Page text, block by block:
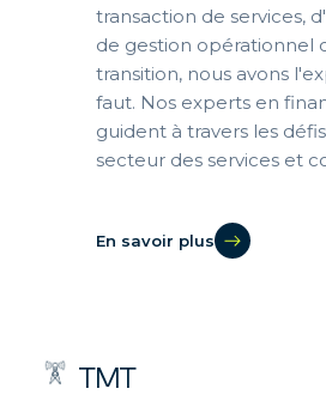
transaction de services,
de gestion opérationnel
transition, nous avons
faut. Nos experts en
guident à travers les
secteur des services et
En savoir plus
TMT